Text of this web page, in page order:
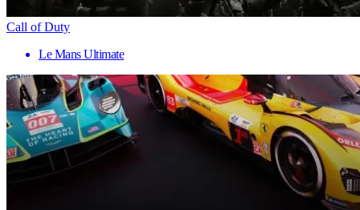
Call of Duty
Le Mans Ultimate